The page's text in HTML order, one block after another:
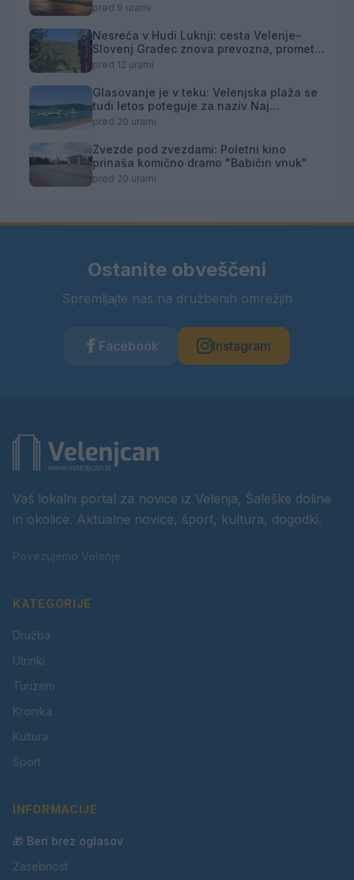
pred 9 urami
Nesreča v Hudi Luknji: cesta Velenje–
Slovenj Gradec znova prevozna, promet
izmenično enosmeren
pred 12 urami
Glasovanje je v teku: Velenjska plaža se
tudi letos poteguje za naziv Naj
kopališče
pred 20 urami
Zvezde pod zvezdami: Poletni kino
prinaša komično dramo "Babičin vnuk"
pred 20 urami
Ostanite obveščeni
Spremljajte nas na družbenih omrežjih
Facebook Instagram
Vaš lokalni portal za novice iz Velenja, Šaleške doline
in okolice. Aktualne novice, šport, kultura, dogodki.
Povezujemo Velenje.
KATEGORIJE
Družba
Utrinki
Turizem
Kronika
Kultura
Šport
INFORMACIJE
🎁 Beri brez oglasov
Zasebnost